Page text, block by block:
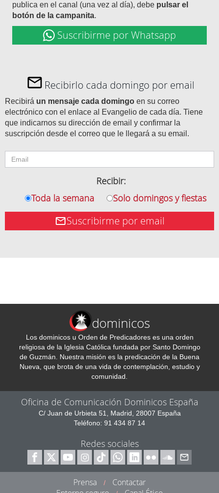
publica en el canal (una vez al día), debe pulsar el
botón de la campanita.
Suscribirme por Whatsapp
Recibirlo cada domingo por email
Recibirá un mensaje cada domingo en su correo
electrónico con el enlace al Evangelio de cada día. Tiene
que indicarnos su dirección de email y confirmar la
suscripción desde el correo que le llegará a su email.
Recibir:
Toda la semana
Solo domingos y fiestas
Suscribirme por email
dominicos
Los dominicos u Orden de Predicadores es una orden
religiosa de la Iglesia Católica fundada por Santo Domingo
de Guzmán. Nuestra misión es la predicación de la Buena
Nueva, que brota de una vida de contemplación, estudio y
comunidad.
Oficina de Comunicación Dominicos España
C/ Juan de Urbieta 51, Madrid, 28007 España
Teléfono: 91 434 87 14
Redes sociales
Prensa /
Contactar